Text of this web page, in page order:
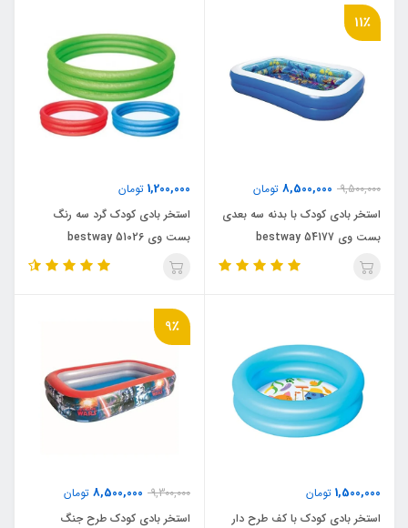
11٪
9,500,000
8,500,000 تومان
استخر بادی کودک با بدنه سه بعدی
بست وی bestway 54177
1,200,000 تومان
استخر بادی کودک گرد سه رنگ
بست وی bestway 51026
1,500,000 تومان
استخر بادی کودک با کف طرح دار
9٪
9,300,000
8,500,000 تومان
استخر بادی کودک طرح جنگ